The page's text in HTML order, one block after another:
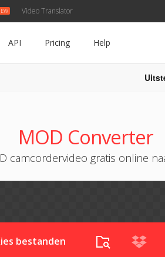
Video Translator
API Pricing Help
MOD Converter
camcordervideo gratis online
bestanden